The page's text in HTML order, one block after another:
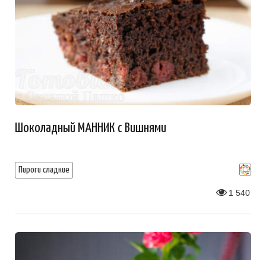
Шоколадный МАННИК с Вишнями
Пироги сладкие
1 540